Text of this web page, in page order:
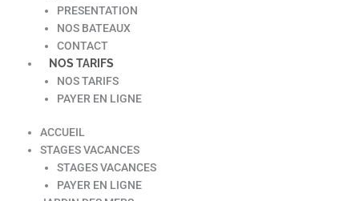
PRESENTATION
NOS BATEAUX
CONTACT
NOS TARIFS
NOS TARIFS
PAYER EN LIGNE
ACCUEIL
STAGES VACANCES
STAGES VACANCES
PAYER EN LIGNE